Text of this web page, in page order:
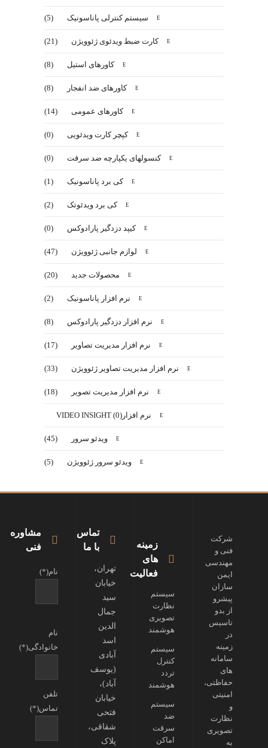
سیستم کنترلی پاناسونیک (5)
کارت ضبط ویدئوی ژئوویژن (21)
کاورهای استیل (8)
کاورهای ضد انفجار (8)
کاورهای عمومی (14)
کپچر کارت ویدئویی (0)
کنسولهای یکپارچه ضد سرقت (0)
کی برد پاناسونیک (1)
کی برد ویدئوتک (2)
کیپد دزدگیر پارادوکس (0)
لوازم جانبی ژئوویژن (47)
محصولات جدید (20)
نرم افزار پاناسونیک (2)
نرم افزار دزدگير پارادوكس (8)
نرم افزار مدیریت تصاویر (17)
نرم افزار مدیریت تصاویر ژئوویژن (33)
نرم افزار مدیریت تصویر (18)
نرم افزارVIDEO INSIGHT (0)
ویدئو سرور (45)
ویدئو سرور ژئوویژن (5)
مشاوره
فنی
نام(*)
نام
خانوادگی(*)
تلفن
تماس(*)
تماس
با ما
تهران،
خیابان
سید
جمال
الدین
اسد
آبادی
(یوسف
آباد)،
خیابان
فتحی
شقاقی،
پلاک
زمینه
های
فعالیت
سیستم
نظارت
تصویری
هوشمند
سیستم
کنترل
تردد
هوشمند
سیستم
ضد
سرقت
اماکن
شرکت
فنی و
مهندسی
ایمن
سازان
پیشرو
از بدو
تاسیس
در
زمینه
سامانه
های
حفاظتی،
امنیتی
و
نظارت
تصویری
به